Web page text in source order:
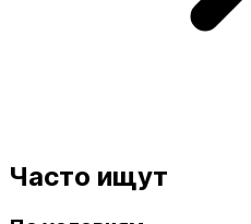
Часто ищут